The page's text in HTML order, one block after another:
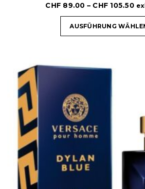
CHF 89.00 – CHF 105.50
AUSFÜHRUNG